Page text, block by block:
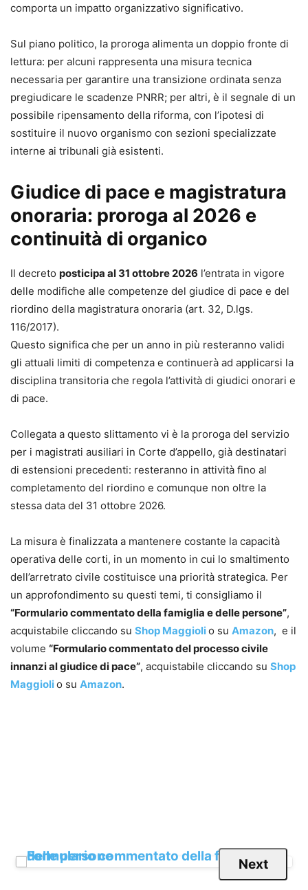
comporta un impatto organizzativo significativo.
Sul piano politico, la proroga alimenta un doppio fronte di
lettura: per alcuni rappresenta una misura tecnica
necessaria per garantire una transizione ordinata senza
pregiudicare le scadenze PNRR; per altri, è il segnale di un
possibile ripensamento della riforma, con l’ipotesi di
sostituire il nuovo organismo con sezioni specializzate
interne ai tribunali già esistenti.
Giudice di pace e magistratura
onoraria: proroga al 2026 e
continuità di organico
Il decreto posticipa al 31 ottobre 2026 l’entrata in vigore
delle modifiche alle competenze del giudice di pace e del
riordino della magistratura onoraria (art. 32, D.lgs.
116/2017).
Questo significa che per un anno in più resteranno validi
gli attuali limiti di competenza e continuerà ad applicarsi la
disciplina transitoria che regola l’attività di giudici onorari e
di pace.
Collegata a questo slittamento vi è la proroga del servizio
per i magistrati ausiliari in Corte d’appello, già destinatari
di estensioni precedenti: resteranno in attività fino al
completamento del riordino e comunque non oltre la
stessa data del 31 ottobre 2026.
La misura è finalizzata a mantenere costante la capacità
operativa delle corti, in un momento in cui lo smaltimento
dell’arretrato civile costituisce una priorità strategica. Per
un approfondimento su questi temi, ti consigliamo il
“Formulario commentato della famiglia e delle persone”,
acquistabile cliccando su Shop Maggiolio su Amazon, e il
volume “Formulario commentato del processo civile
innanzi al giudice di pace”, acquistabile cliccando su Shop
Maggiolio su Amazon.
Next